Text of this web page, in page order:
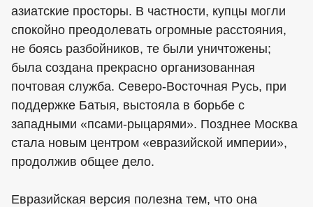
азиатские просторы. В частности, купцы могли
спокойно преодолевать огромные расстояния,
не боясь разбойников, те были уничтожены;
была создана прекрасно организованная
почтовая служба. Северо-Восточная Русь, при
поддержке Батыя, выстояла в борьбе с
западными «псами-рыцарями». Позднее Москва
стала новым центром «евразийской империи»,
продолжив общее дело.
Евразийская версия полезна тем, что она